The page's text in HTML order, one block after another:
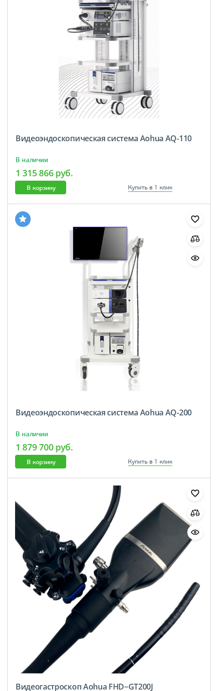
Видеоэндоскопическая система Aohua AQ-110
В наличии
1 315 866 руб.
В корзину Купить в 1 клик
Видеоэндоскопическая система Aohua AQ-200
В наличии
1 879 700 руб.
В корзину Купить в 1 клик
Видеогастроскоп Aohua FHD−GT200J